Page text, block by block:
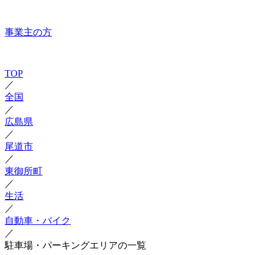
事業主の方
TOP
／
全国
／
広島県
／
尾道市
／
東御所町
／
生活
／
自動車・バイク
／
駐車場・パーキングエリアの一覧